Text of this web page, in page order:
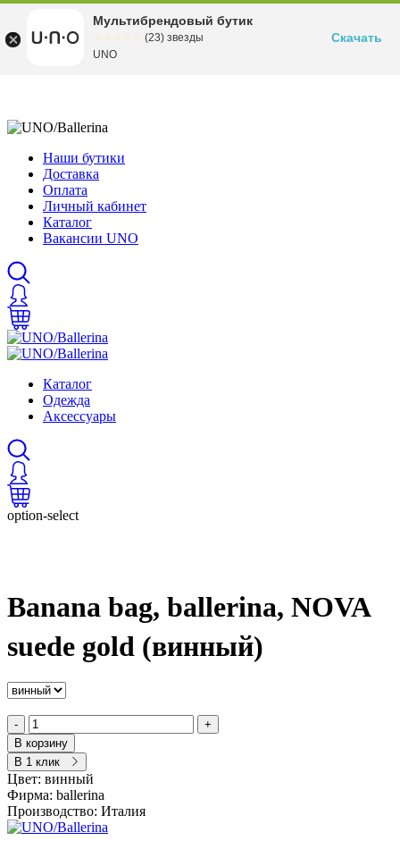
Наши бутики
Доставка
Оплата
Личный кабинет
Каталог
Вакансии UNO
Каталог
Одежда
Аксессуары
option-select
Banana bag, ballerina, NOVA
suede gold (винный)
-
+
В корзину
В 1 клик
Цвет: винный
Фирма: ballerina
Производство: Италия
Мультибрендовый бутик
(23) звезды
UNO
Скачать